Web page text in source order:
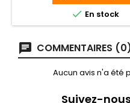
 En stock
COMMENTAIRES
Aucun avis n'a été
Suivez-